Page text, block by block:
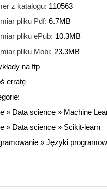
z katalogu: 110563
pliku Pdf: 6.7MB
pliku ePub: 10.3MB
pliku Mobi: 23.3MB
na ftp
erratę
» Data science » Machine
» Data science » Scikit-learn
» Języki